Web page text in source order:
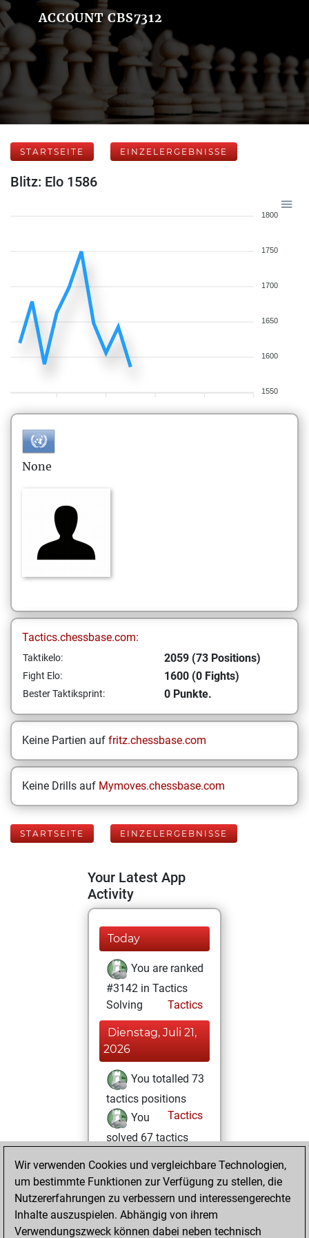
ACCOUNT CBS7312
STARTSEITE EINZELERGEBNISSE
Blitz: Elo 1586
1800
1750
1700
1650
1600
1550
None
Tactics.chessbase.com:
Taktikelo: 2059 (73 Positions)
Fight Elo: 1600 (0 Fights)
Bester Taktiksprint: 0 Punkte.
Keine Partien auf fritz.chessbase.com
Keine Drills auf Mymoves.chessbase.com
STARTSEITE EINZELERGEBNISSE
Your Latest App
Activity
Today
You are ranked
#3142 in Tactics
Solving
Tactics
Dienstag, Juli 21,
2026
You totalled 73
tactics positions
Tactics
You
solved 67 tactics
You achieved
an Elo of 2058 in
tactics positions
Wir verwenden Cookies und vergleichbare Technologien,
um bestimmte Funktionen zur Verfügung zu stellen, die
Nutzererfahrungen zu verbessern und interessengerechte
Inhalte auszuspielen. Abhängig von ihrem
Verwendungszweck können dabei neben technisch